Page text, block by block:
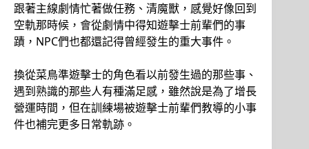
跟著主線劇情忙著做任務、清魔獸，感覺好像回到
空軌那時候，會從劇情中得知遊擊士前輩們的事
蹟，NPC們也都還記得曾經發生的重大事件。
換從菜鳥準遊擊士的角色看以前發生過的那些事、
遇到熟識的那些人有種滿足感，雖然說是為了增長
營運時間，但在訓練場被遊擊士前輩們教導的小事
件也補完更多日常軌跡。